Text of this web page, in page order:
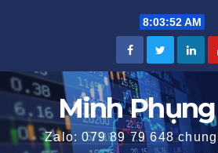
8:03:53 AM
Minh
Zalo: 079 89 79 648